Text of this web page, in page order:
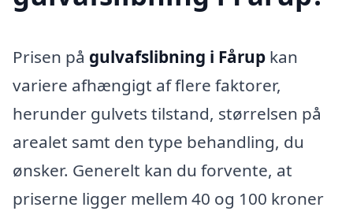
Prisen på gulvafslibning i Fårup kan
variere afhængigt af flere faktorer,
herunder gulvets tilstand, størrelsen på
arealet samt den type behandling, du
ønsker. Generelt kan du forvente, at
priserne ligger mellem 40 og 100 kroner